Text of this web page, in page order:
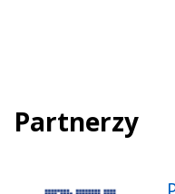
Partnerzy